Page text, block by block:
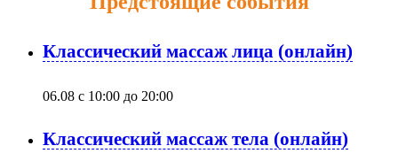
Классический массаж лица (онлайн)
06.08 с 10:00 до 20:00
Классический массаж тела (онлайн)